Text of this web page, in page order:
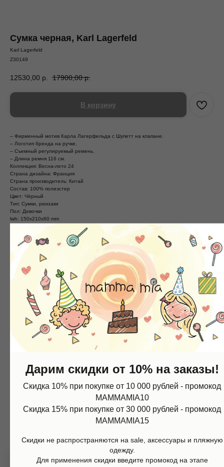
Сумка черная, Karl Lagerfeld
Karl Lagerfeld
Z30149
12530,00 р. 17900,00 р.
В корзину
– Фирменный мотив Карла Лагерфельда с Шупетт на клапане.
– Логотип бренда на ручке.
– Съемный регулируемый ремень.
– Длина ремня 116 см.
Коллекция: Весна-лето 24
Страна дизайна: Франция
Страна производитель: Китай
Состав: 100% полиэстер
Цвет: Чёрный
Тип: Сумки, рюкзаки
Пол: Девочки
lwh: 150x210x60 mm
Смотрите так же
Дарим скидки от 10% на заказы!
Скидка 10% при покупке от 10 000 рублей - промокод
MAMMAMIA10
Скидка 15% при покупке от 30 000 рублей - промокод
MAMMAMIA15
Скидки не распространяются на sale, аксессуары и пляжную
одежду.
Для применения скидки введите промокод на этапе
Контакты
+7 (967) 773-66-77
Казань, ул.Кави Наджми 22А
Наш telegram-канал c самыми свежими новостями:
Магазин
Мальчики
Девочки
Информация
О нас
Sale
Размерная сетка
Сервис